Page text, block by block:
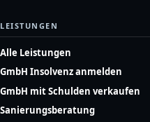
LEISTUNGEN
Alle Leistungen
GmbH Insolvenz anmelden
GmbH mit Schulden verkaufen
Sanierungsberatung